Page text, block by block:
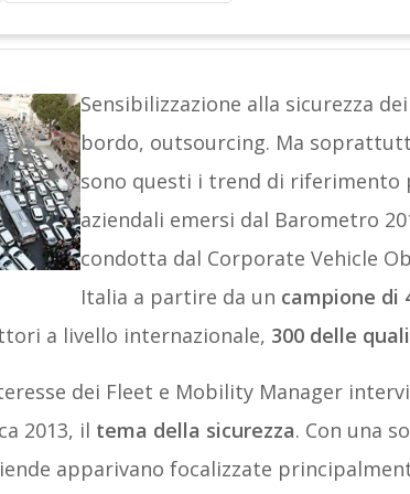
Sensibilizzazione alla sicurezza
bordo, outsourcing. Ma
sono questi i trend di
aziendali emersi dal Barometro
condotta dal Corporate Vehicle
Italia a partire da un campione di
a livello internazionale, 300 delle
dei Fleet e Mobility Manager
2013, il tema della sicurezza. Con una
apparivano focalizzate